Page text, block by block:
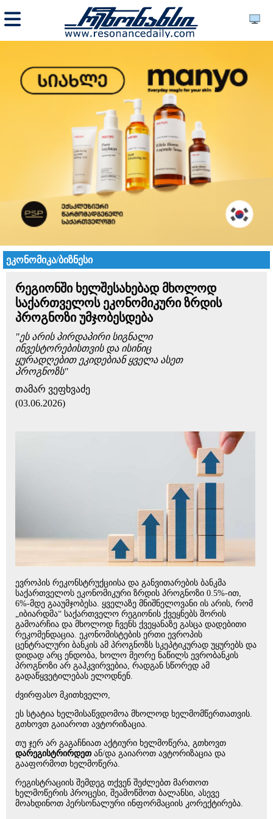
ეკონომიკა/ბიზნესი
რეგიონში ხელშესახებად მხოლოდ
საქართველოს ეკონომიკური ზრდის
პროგნოზი უმჯობესდება
"ეს არის პირდაპირი სიგნალი
ინვესტორებისთვის და ისინიც
ყურადღებით ეკიდებიან ყველა ასეთ
პროგნოზს"
თამარ ვეფხვაძე
(03.06.2026)
ევროპის რეკონსტრუქციისა და განვითარების ბანკმა
საქართველოს ეკონომიკური ზრდის პროგნოზი 0.5%-ით,
6%-მდე გააუმჯობესა. ყველაზე მნიშნელოვანი ის არის, რომ
„იბიარდმა“ საქართველო რეგიონის ქვეყნებს შორის
გამოარჩია და მხოლოდ ჩვენს ქვეყანაზე გასცა დადებითი
რეკომენდაცია. ეკონომისტების ერთი ევროპის
ცენტრალური ბანკის ამ პროგნოზს სკეპტიკურად უყურებს და
დიდად არც ენდობა, ხოლო მეორე ნაწილს ევრობანკის
პროგნოზი არ გაჰკვირვებია, რადგან სწორედ ამ
გადაწყვეტილებას ელოდნენ.
ძვირფასო მკითხველო,
ეს სტატია ხელმისაწვდომოა მხოლოდ ხელმომწერთათვის.
გთხოვთ გაიაროთ ავტორიზაცია.
თუ ჯერ არ გაგაჩნიათ აქტიური ხელმოწერა, გთხოვთ
დარეგისტრირდეთ ან/და გაიაროთ ავტორიზაცია და
გააფორმოთ ხელმოწერა.
რეგისტრაციის შემდეგ თქვენ შეძლებთ მართოთ
ხელმოწერის პროცესი, შეამოწმოთ ბალანსი, ასევე
მოახდინოთ პერსონალური ინფორმაციის კორექტირება.